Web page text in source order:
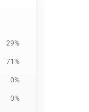
29%
71%
0%
0%